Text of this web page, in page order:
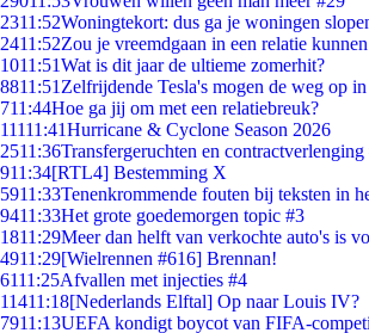
2311:52Woningtekort: dus ga je woningen
2411:52Zou je vreemdgaan in een relatie
1011:51Wat is dit jaar de ultieme zomerhit?
8811:51 Zelfrijdende Tesla's mogen de weg op
711:44Hoe ga jij om met een relatiebreuk?
11111:41Hurricane & Cyclone Season 2026
2511:36Transfergeruchten en contractverlenging
911:34[RTL4] Bestemming X
5911:33Tenenkrommende fouten bij teksten in
9411:33Het grote goedemorgen topic #3
1811:29Meer dan helft van verkochte auto's is
4911:29[Wielrennen #616] Brennan!
6111:25Afvallen met injecties #4
11411:18[Nederlands Elftal] Op naar Louis IV?
7911:13UEFA kondigt boycot van FIFA-